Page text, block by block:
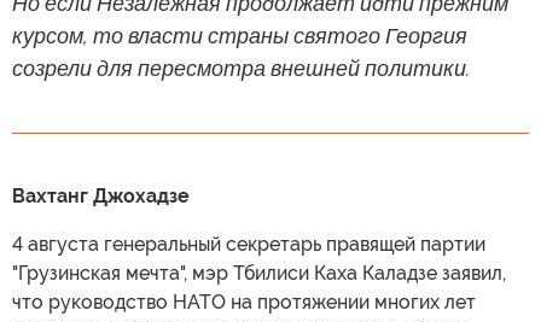
курсом, то власти страны святого Георгия
созрели для пересмотра внешней политики.
Вахтанг Джохадзе
4 августа генеральный секретарь правящей партии
"Грузинская мечта", мэр Тбилиси Каха Каладзе заявил,
что руководство НАТО на протяжении многих лет